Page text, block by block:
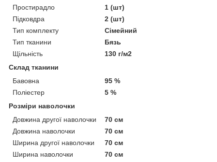
Простирадло
1 (шт)
Підковдра
2 (шт)
Тип комплекту
Сімейний
Тип тканини
Бязь
Щільність
130 г/м2
Склад тканини
Бавовна
95 %
Поліестер
5 %
Розміри наволочки
Довжина другої наволочки
70 см
Довжина наволочки
70 см
Ширина другої наволочки
70 см
Ширина наволочки
70 см